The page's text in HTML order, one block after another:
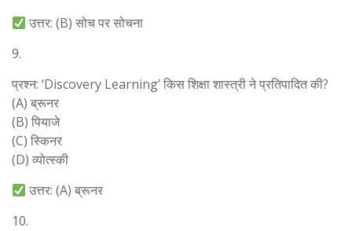
उत्तर: (B) सोच पर सोचना
9.
प्रश्न: ‘Discovery Learning’ किस शिक्षा शास्त्री ने प्रतिपादित की?
(A) ब्रूनर
(B) पियाजे
(C) स्किनर
(D) व्योत्स्की
उत्तर: (A) ब्रूनर
10.